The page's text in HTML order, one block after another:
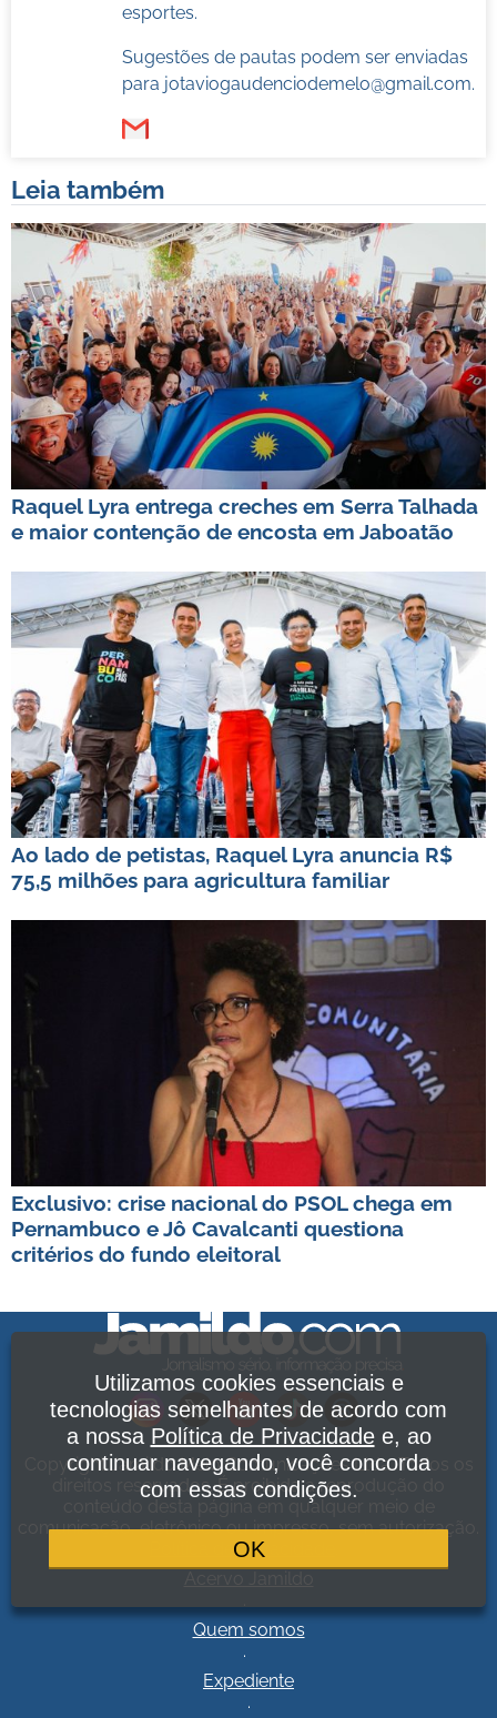
esportes.
Sugestões de pautas podem ser enviadas
para jotaviogaudenciodemelo@gmail.com.
Leia também
Raquel Lyra entrega creches em Serra Talhada
e maior contenção de encosta em Jaboatão
Ao lado de petistas, Raquel Lyra anuncia R$
75,5 milhões para agricultura familiar
Exclusivo: crise nacional do PSOL chega em
Pernambuco e Jô Cavalcanti questiona
critérios do fundo eleitoral
Copyright Jamildo Melo Comunicações Ltda. Todos os
direitos reservados. É proibida a reprodução do
conteúdo desta página em qualquer meio de
comunicação, eletrônico ou impresso, sem autorização.
Política de Privacidade
Quem somos
.
Expediente
.
Utilizamos cookies essenciais e
tecnologias semelhantes de acordo com
a nossa Política de Privacidadee, ao
continuar navegando, você concorda
com essas condições.
OK